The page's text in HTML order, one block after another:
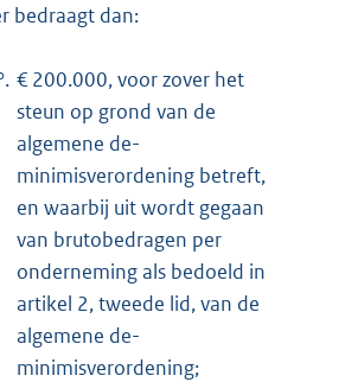
bedraagt dan:
€ 200.000, voor zover het
steun op grond van de
algemene de-
minimisverordening betreft,
en waarbij uit wordt gegaan
van brutobedragen per
onderneming als bedoeld in
artikel 2, tweede lid, van de
algemene de-
minimisverordening;